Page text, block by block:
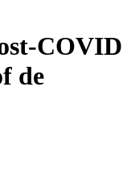
COVID
de